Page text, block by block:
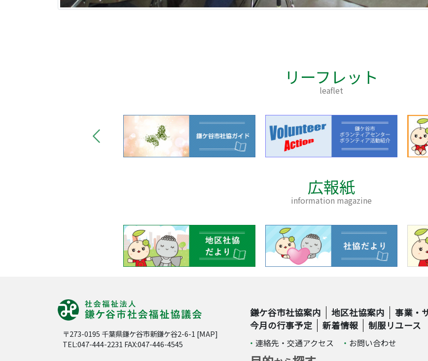
リーフレット
leaflet
広報紙
information magazine
〒273-0195 千葉県鎌ケ谷市新鎌ケ谷2-6-1 [MAP]
TEL:047-444-2231 FAX:047-446-4545
鎌ケ谷市社協案内 地区社協案内 事業・
今月の行事予定
新着情報 制服リユース
連絡先・交通アクセス お問い合わせ